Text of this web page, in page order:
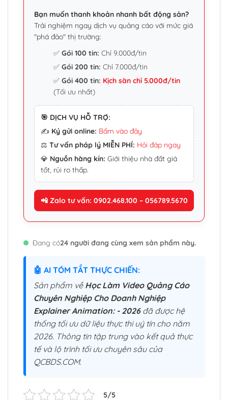
Bạn muốn thanh khoản nhanh bất động sản?
Trải nghiệm ngay dịch vụ quảng cáo với mức giá
"phá đảo" thị trường:
✅Gói 100 tin: Chỉ 9.000đ/tin
✅Gói 200 tin: Chỉ 7.000đ/tin
✅Gói 400 tin: Kịch sàn chỉ 5.000đ/tin
(Tối ưu nhất)
🎯 DỊCH VỤ HỖ TRỢ:
✍️ Ký gửi online: Bấm vào đây
⚖️ Tư vấn pháp lý MIỄN PHÍ: Hỏi đáp ngay
💎 Nguồn hàng kín: Giới thiệu nhà đất giá
tốt, rủi ro thấp.
📲 Zalo tư vấn: 0902.468.100 – 056789.5670
Đang có24 người đang cùng xem sản phẩm này.
🤖 AI TÓM TẮT THỰC CHIẾN:
Sản phẩm về Học Làm Video Quảng Cáo
Chuyên Nghiệp Cho Doanh Nghiệp
Explainer Animation: - 2026đã được hệ
thống tối ưu dữ liệu thực thi uý tín cho năm
2026. Thông tin tập trung vào kết quả thực
tế và lộ trình tối ưu chuyên sâu của
QCBDS.COM.